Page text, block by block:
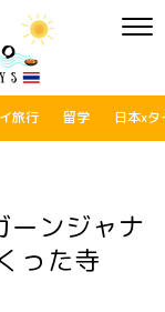
旅行 留学 日本xタ
ーンジャナ
った寺